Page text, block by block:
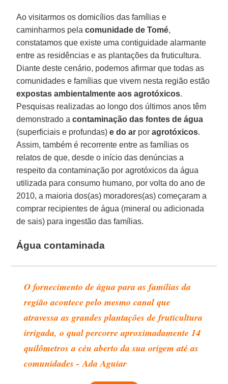
Ao visitarmos os domicílios das famílias e
caminharmos pelacomunidade de Tomé,
constatamos que existe uma contiguidade alarmante
entre as residências e as plantações da fruticultura.
Diante deste cenário, podemos afirmar que todas as
comunidades e famílias que vivem nesta região estão
expostas ambientalmente aos agrotóxicos.
Pesquisas realizadas ao longo dos últimos anos têm
demonstrado acontaminação das fontes de água
(superficiais e profundas) e do ar poragrotóxicos.
Assim, também é recorrente entre as famílias os
relatos de que, desde o início das denúncias a
respeito da contaminação por agrotóxicos da água
utilizada para consumo humano, por volta do ano de
2010, a maioria dos(as) moradores(as) começaram a
comprar recipientes de água (mineral ou adicionada
de sais) para ingestão das famílias.
Água contaminada
O fornecimento de água para as famílias da
região acontece pelo mesmo canal que
atravessa as grandes plantações de fruticultura
irrigada, o qual percorre aproximadamente 14
quilômetros a céu aberto da sua origem até as
comunidades - Ada Aguiar